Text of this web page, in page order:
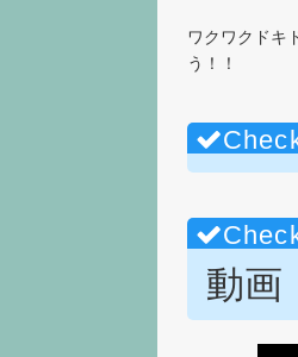
ワクワクドキ
う！！
動画